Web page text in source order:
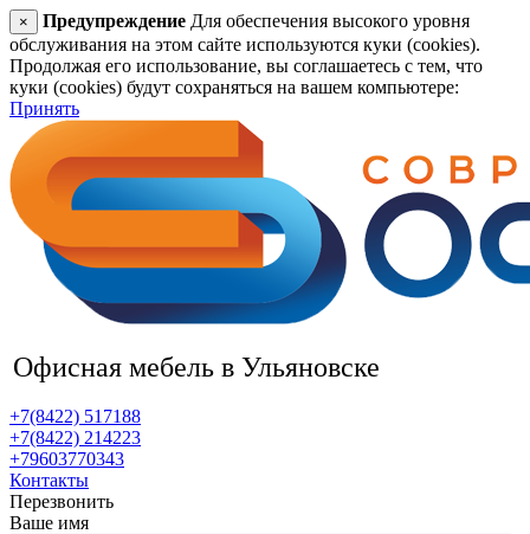
× Предупреждение Для обеспечения высокого уровня
обслуживания на этом сайте используются куки (cookies).
Продолжая его использование, вы соглашаетесь с тем, что
куки (cookies) будут сохраняться на вашем компьютере:
Принять
Офисная мебель в Ульяновске
+7(8422) 517188
+7(8422) 214223
+79603770343
Контакты
Перезвонить
Ваше имя